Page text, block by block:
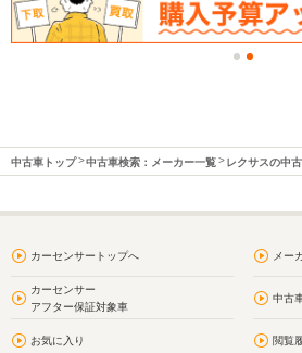
中古車トップ 中古車検索：メーカー一覧 レクサスの中
カーセンサートップへ メー
カーセンサー
アフター保証対象車
中古
お気に入り 閲覧